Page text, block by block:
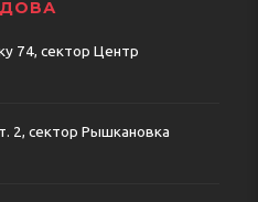
74, сектор Центр
2, сектор Рышкановка